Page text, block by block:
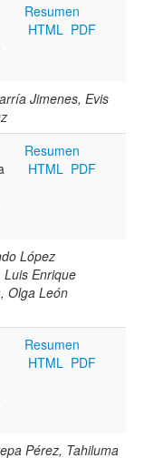
Resumen
HTML PDF
Jimenes, Evis
Resumen
HTML PDF
López
Enrique
Olga León
Resumen
HTML PDF
Pérez, Tahiluma